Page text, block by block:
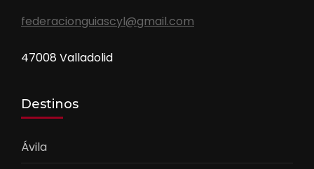
federacionguiascyl@gmail.com
47008 Valladolid
Destinos
Ávila